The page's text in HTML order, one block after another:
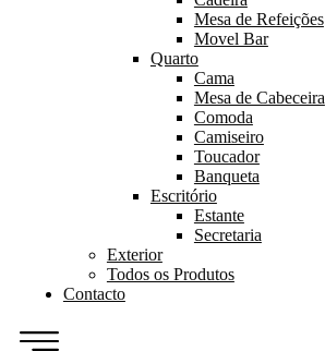
Mesa de Refeições
Movel Bar
Quarto
Cama
Mesa de Cabeceira
Comoda
Camiseiro
Toucador
Banqueta
Escritório
Estante
Secretaria
Exterior
Todos os Produtos
Contacto